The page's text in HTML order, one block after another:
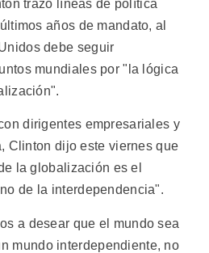
trazó líneas de política
años de mandato, al
debe seguir
mundiales por "la lógica
dirigentes empresariales y
Clinton dijo este viernes que
la globalización es el
de la interdependencia".
a desear que el mundo sea
mundo interdependiente, no